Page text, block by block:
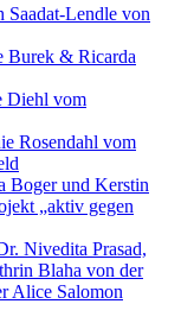
Saadat-Lendle von
Burek & Ricarda
Diehl vom
Rosendahl vom
Boger und Kerstin
„aktiv gegen
Nivedita Prasad,
Blaha von der
Alice Salomon